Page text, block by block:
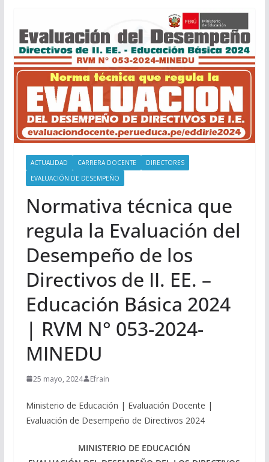
ACTUALIDAD CARRERA DOCENTE
DIRECTORES
EVALUACIÓN DE DESEMPEÑO
Normativa técnica que
regula la Evaluación del
Desempeño de los
Directivos de II. EE. –
Educación Básica 2024
| RVM N° 053-2024-
MINEDU
25 mayo, 2024 Efrain
Ministerio de Educación | Evaluación Docente |
Evaluación de Desempeño de Directivos 2024
MINISTERIO DE EDUCACIÓN